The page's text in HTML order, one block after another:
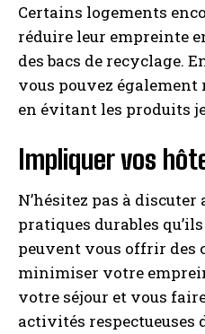
Certains logements
réduire leur empreinte
des bacs de recyclage.
vous pouvez
en évitant les produits
Impliquer vos
N’hésitez pas à discuter
pratiques durables
peuvent vous offrir des
minimiser votre
votre séjour et vous
activités respectueuses